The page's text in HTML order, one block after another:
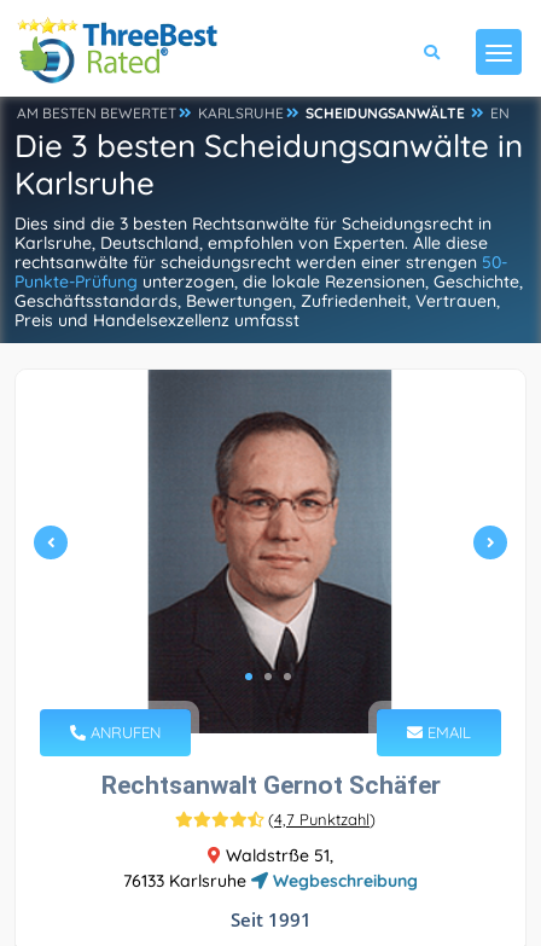
AM BESTEN BEWERTET KARLSRUHE SCHEIDUNGSANWÄLTE EN
Die 3 besten Scheidungsanwälte in
Karlsruhe
Dies sind die 3 besten Rechtsanwälte für Scheidungsrecht in
Karlsruhe, Deutschland, empfohlen von Experten. Alle diese
rechtsanwälte für scheidungsrecht werden einer strengen 50-
Punkte-Prüfung unterzogen, die lokale Rezensionen, Geschichte,
Geschäftsstandards, Bewertungen, Zufriedenheit, Vertrauen,
Preis und Handelsexzellenz umfasst
ANRUFEN EMAIL
Rechtsanwalt Gernot Schäfer
(4,7 Punktzahl)
Waldstrße 51,
76133 Karlsruhe
Wegbeschreibung
Seit 1991